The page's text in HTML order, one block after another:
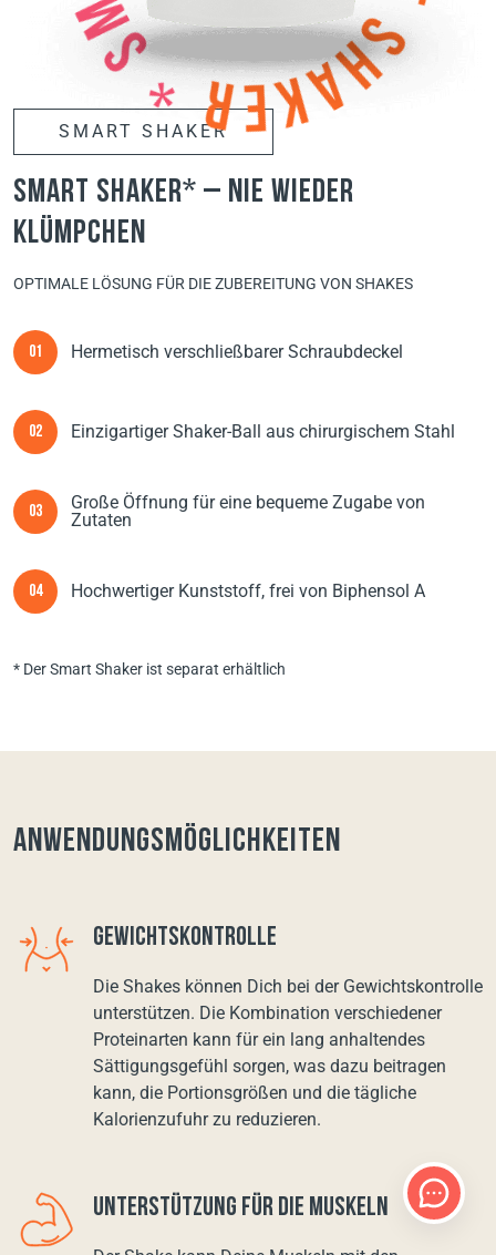
SMART SHAKER
Smart Shaker* – nie wieder
Klümpchen
OPTIMALE LÖSUNG FÜR DIE ZUBEREITUNG VON SHAKES
01 Hermetisch verschließbarer Schraubdeckel
02 Einzigartiger Shaker-Ball aus chirurgischem Stahl
03
Große Öffnung für eine bequeme Zugabe von
Zutaten
04 Hochwertiger Kunststoff, frei von Biphensol А
* Der Smart Shaker ist separat erhältlich
Anwendungsmöglichkeiten
GEWICHTSKONTROLLE
Die Shakes können Dich bei der Gewichtskontrolle
unterstützen. Die Kombination verschiedener
Proteinarten kann für ein lang anhaltendes
Sättigungsgefühl sorgen, was dazu beitragen
kann, die Portionsgrößen und die tägliche
Kalorienzufuhr zu reduzieren.
UNTERSTÜTZUNG FÜR DIE MUSKELN